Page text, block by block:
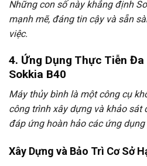
Những con số này khẳng định
mạnh mẽ, đáng tin cậy và sẵn
việc.
4. Ứng Dụng Thực Tiễn
Sokkia B40
Máy thủy bình là một công cụ
công trình xây dựng và khảo sát
đáp ứng hoàn hảo các ứng dụng
Xây Dựng và Bảo Trì Cơ Sở